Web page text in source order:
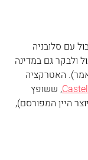
עם סלובניה
ולבקר גם במדינה
האטרקציה
, ששופץ
היין המפורסם),